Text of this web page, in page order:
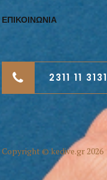
ΕΠΙΚΟΙΝΩΝΙΑ
2311 11 3131
Copyright © kedive.gr 2026